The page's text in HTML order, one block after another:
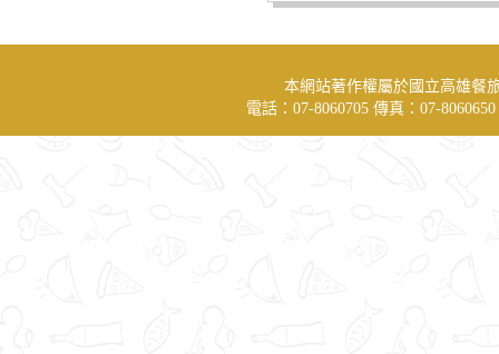
本網站著作權屬於國立高雄餐
電話：07-8060705 傳真：07-